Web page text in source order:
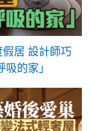
居 設計師巧
的家」